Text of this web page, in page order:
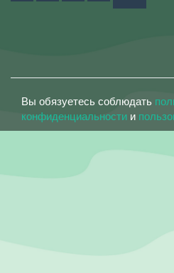
Вы обязуетесь соблюдать
конфиденциальности и